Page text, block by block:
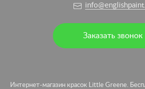
Заказать звонок
Интернет-магазин красок Little Greene.